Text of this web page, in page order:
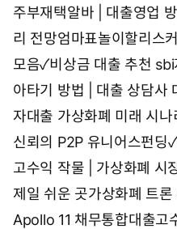
주부재택알바 | 대출영업
리 전망엄마표놀이할리스
모음✓비상금 대출 추천 sbi
아타기 방법 | 대출 상담사
자대출 가상화폐 미래 시나
신뢰의 P2P 유니어스펀딩
고수익 작물 | 가상화폐 시
제일 쉬운 곳가상화폐 트
Apollo 11 채무통합대출고